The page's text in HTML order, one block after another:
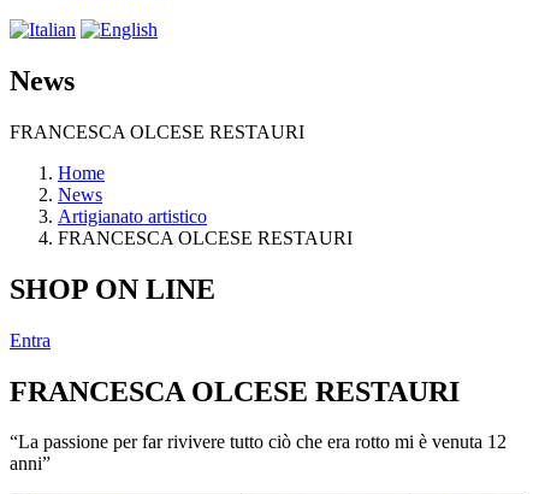
News
FRANCESCA OLCESE RESTAURI
Home
News
Artigianato artistico
FRANCESCA OLCESE RESTAURI
SHOP ON LINE
Entra
FRANCESCA OLCESE RESTAURI
“La passione per far rivivere tutto ciò che era rotto mi è venuta 12
anni”